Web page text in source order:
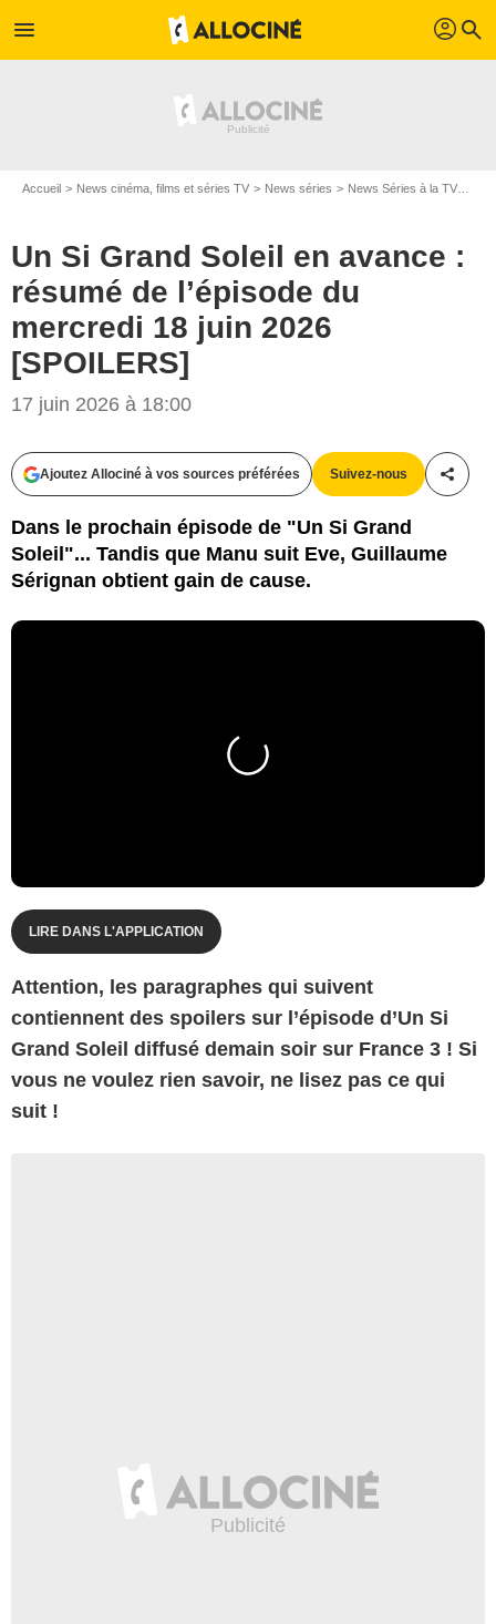
menu profil search
Accueil News cinéma, films et séries TV News séries News Séries à la TV
Un Si Grand Soleil en avance :
résumé de l’épisode du
mercredi 18 juin 2026
[SPOILERS]
17 juin 2026 à 18:00
Ajoutez Allociné à vos sources préférées Suivez-nous
Dans le prochain épisode de "Un Si Grand
Soleil"... Tandis que Manu suit Eve, Guillaume
Sérignan obtient gain de cause.
LIRE DANS L'APPLICATION
Attention, les paragraphes qui suivent
contiennent des spoilers sur l’épisode d’Un Si
Grand Soleil diffusé demain soir sur France 3 ! Si
vous ne voulez rien savoir, ne lisez pas ce qui
suit !